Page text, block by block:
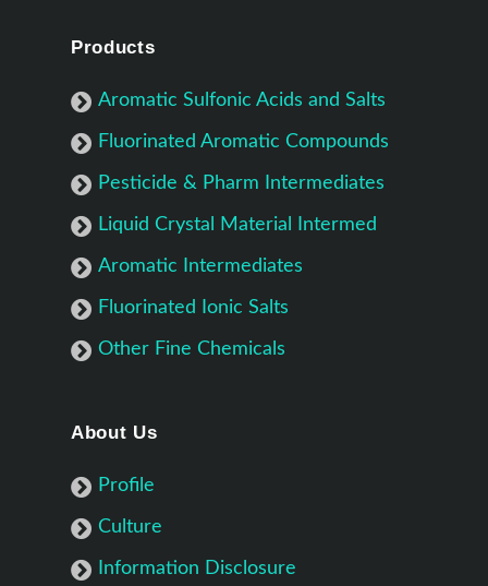
Products
Aromatic Sulfonic Acids and Salts
Fluorinated Aromatic Compounds
Pesticide & Pharm Intermediates
Liquid Crystal Material Intermed
Aromatic Intermediates
Fluorinated Ionic Salts
Other Fine Chemicals
About Us
Profile
Culture
Information Disclosure